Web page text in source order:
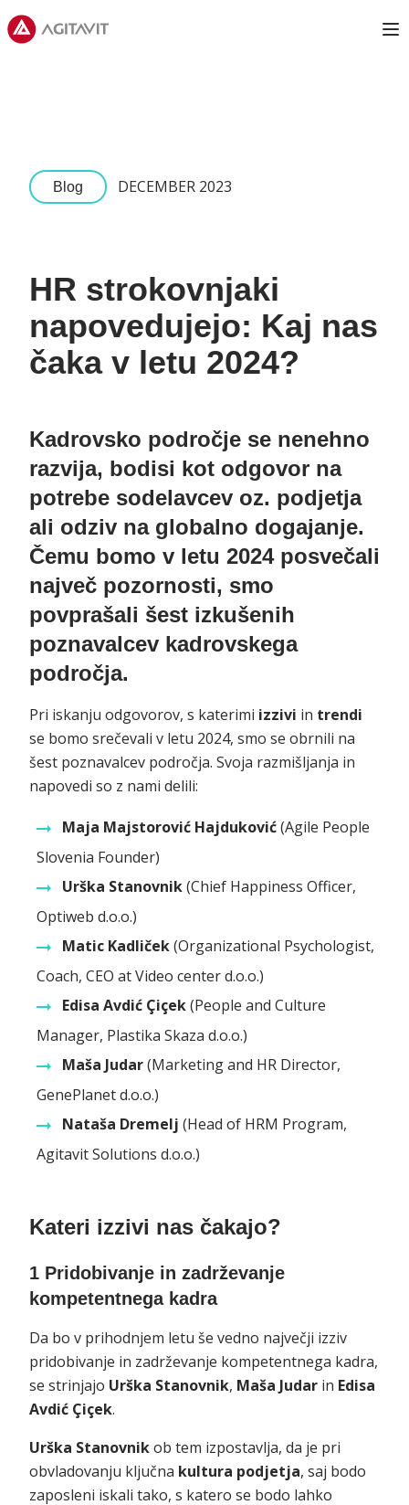
Agitavit
Blog DECEMBER 2023
HR strokovnjaki
napovedujejo: Kaj nas
čaka v letu 2024?
Kadrovsko področje se nenehno
razvija, bodisi kot odgovor na
potrebe sodelavcev oz. podjetja
ali odziv na globalno dogajanje.
Čemu bomo v letu 2024 posvečali
največ pozornosti, smo
povprašali šest izkušenih
poznavalcev kadrovskega
področja.
Pri iskanju odgovorov, s katerimi izzivi in trendi
se bomo srečevali v letu 2024, smo se obrnili na
šest poznavalcev področja. Svoja razmišljanja in
napovedi so z nami delili:
Maja Majstorović Hajduković(Agile People
Slovenia Founder)
Urška Stanovnik(Chief Happiness Officer,
Optiweb d.o.o.)
Matic Kadliček(Organizational Psychologist,
Coach, CEO at Video center d.o.o.)
Edisa Avdić Çiçek(People and Culture
Manager, Plastika Skaza d.o.o.)
Maša Judar(Marketing and HR Director,
GenePlanet d.o.o.)
Nataša Dremelj (Head of HRM Program,
Agitavit Solutions d.o.o.)
Kateri izzivi nas čakajo?
1 Pridobivanje in zadrževanje
kompetentnega kadra
Da bo v prihodnjem letu še vedno največji izziv
pridobivanje in zadrževanje kompetentnega kadra,
se strinjajo Urška Stanovnik, Maša Judar in Edisa
Avdić Çiçek.
Urška Stanovnikob tem izpostavlja, da je pri
obvladovanju ključna kultura podjetja, saj bodo
zaposleni iskali tako, s katero se bodo lahko